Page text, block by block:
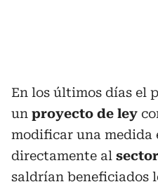
En los últimos días el
un proyecto de ley
modificar una medida
directamente al
saldrían beneficiados